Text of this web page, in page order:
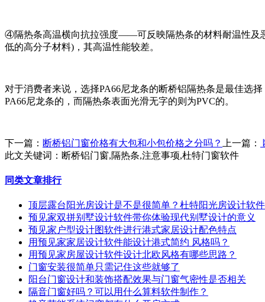
④隔热条高温横向抗拉强度——可反映隔热条的材料耐温性及
低的高分子材料)，其高温性能较差。
对于消费者来说，选择PA66尼龙条的断桥铝隔热条是最佳选
PA66尼龙条的，而隔热条表面光滑无字的则为PVC的。
下一篇： 断桥铝门窗价格有大包和小包价格之分吗？ 上一篇：
此文关键词： 断桥铝门窗,隔热条,注意事项,杜特门窗软件
同类文章排行
顶层露台阳光房设计是不是很简单？杜特阳光房设计软
预见家双拼别墅设计软件带你体验现代别墅设计的意义
预见家户型设计图软件进行港式家居设计配色特点
用预见家家居设计软件能设计港式简约 风格吗？
用预见家房屋设计软件设计北欧风格有哪些思路？
门窗安装很简单只需记住这些就够了
阳台门窗设计和装饰搭配效果与门窗气密性是否相关
隔音门窗好吗？可以用什么算料软件制作？